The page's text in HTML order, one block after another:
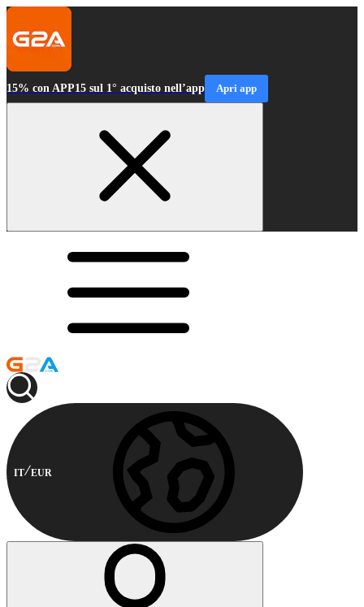
15% con APP15 sul 1° acquisto nell’app Apri app
IT EUR